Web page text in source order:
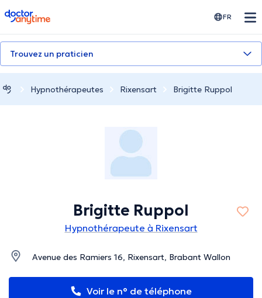
doctoranytime FR
Trouvez un praticien
Hypnothérapeutes Rixensart Brigitte Ruppol
Brigitte Ruppol
Hypnothérapeute à Rixensart
Avenue des Ramiers 16, Rixensart, Brabant Wallon
Voir le n° de téléphone